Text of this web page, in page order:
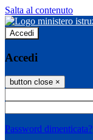
Salta al contenuto
Accedi
Accedi
button close ×
Password dimenticata?